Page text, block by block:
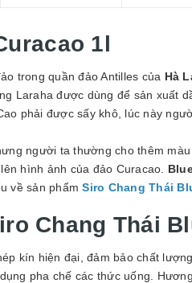
1l
trong quần đảo Antilles của Hà
Laraha được dùng để sản xuất
phải được sấy khô, lúc này
người ta thường cho thêm
hình ảnh của đảo Curacao.
về sản phẩmSiro Chang Thái
Chang Thái
kín hiện đại, đảm bảo chất
pha chế các thức uống.